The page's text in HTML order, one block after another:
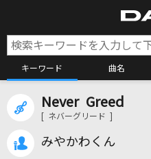
キーワード 曲名
カラ
Never Greed
[ ネバーグリード ]
みやかわくん